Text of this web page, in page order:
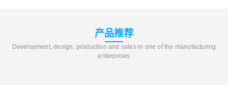
产品推荐
Development, design, production and sales in one of the manufacturing
enterprises